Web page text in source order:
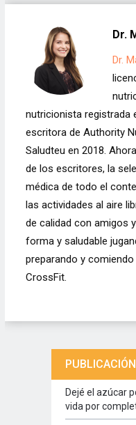
Dr.
Dr.
nutricionista registrada
escritora de Authority
Saludteu en 2018.
de los escritores, la
médica de todo el
las actividades al aire
de calidad con amigos
forma y saludable
preparando y
CrossFit.
Dejé el azúcar
vida por